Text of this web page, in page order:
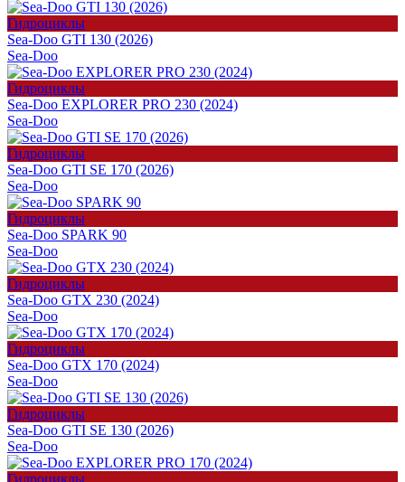
Гидроциклы
Sea-Doo GTI 130 (2026)
Sea-Doo
Гидроциклы
Sea-Doo EXPLORER PRO 230 (2024)
Sea-Doo
Гидроциклы
Sea-Doo GTI SE 170 (2026)
Sea-Doo
Гидроциклы
Sea-Doo SPARK 90
Sea-Doo
Гидроциклы
Sea-Doo GTX 230 (2024)
Sea-Doo
Гидроциклы
Sea-Doo GTX 170 (2024)
Sea-Doo
Гидроциклы
Sea-Doo GTI SE 130 (2026)
Sea-Doo